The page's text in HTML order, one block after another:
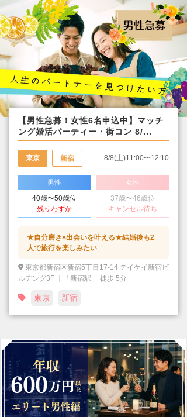
【男性急募！女性6名申込中】マッチ
ング婚活パーティー・街コン 8/...
東京 新宿 8/8(土)11:00〜12:10
男性
40歳〜50歳位
残りわずか
女性
37歳〜46歳位
キャンセル待ち
★自分磨き×出会いを叶える★結婚後も2
人で旅行を楽しみたい
東京都新宿区新宿5丁目17-14 テイケイ新宿ビ
ルヂング3F ｜「新宿駅」 徒歩 5分
東京 新宿